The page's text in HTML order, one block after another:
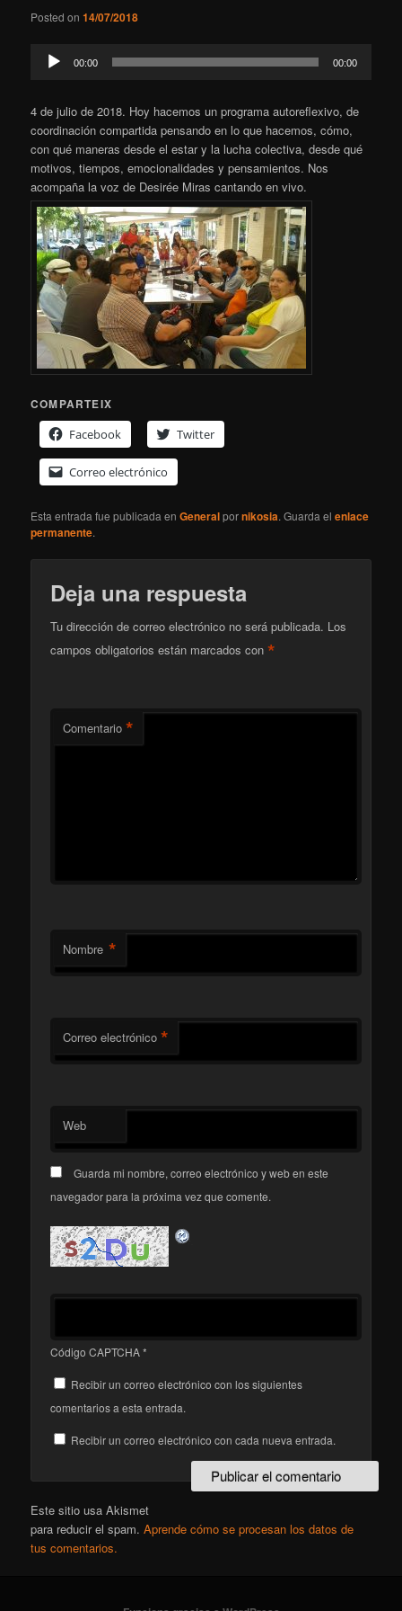
Posted on14/07/2018
Reproductor
00:00 00:00
4 de julio de 2018. Hoy hacemos un programa autoreflexivo, de
coordinación compartida pensando en lo que hacemos, cómo,
con qué maneras desde el estar y la lucha colectiva, desde qué
motivos, tiempos, emocionalidades y pensamientos. Nos
acompaña la voz de Desirée Miras cantando en vivo.
COMPARTEIX
Facebook
Twitter
Correo electrónico
Esta entrada fue publicada enGeneralpornikosia. Guarda elenlace
permanente.
Deja una respuesta
Tu dirección de correo electrónico no será publicada. Los
campos obligatorios están marcados con*
Comentario *
Nombre *
Correo electrónico *
Web
Guarda mi nombre, correo electrónico y web en este
navegador para la próxima vez que comente.
Código CAPTCHA*
Recibir un correo electrónico con los siguientes
comentarios a esta entrada.
Recibir un correo electrónico con cada nueva entrada.
Este sitio usa Akismet
para reducir el spam.Aprende cómo se procesan los datos de
tus comentarios.